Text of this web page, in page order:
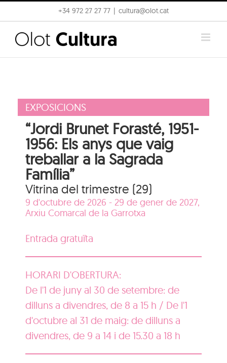
to
content
+34 972 27 27 77 cultura@olot.cat
EXPOSICIONS
“Jordi Brunet Forasté, 1951-
1956: Els anys que vaig
treballar a la Sagrada
Família”
Vitrina del trimestre (29)
9 d'octubre de 2026 - 29 de gener de 2027,
Arxiu Comarcal de la Garrotxa
Entrada gratuïta
HORARI D'OBERTURA:
De l'1 de juny al 30 de setembre: de
dilluns a divendres, de 8 a 15 h / De l'1
d'octubre al 31 de maig: de dilluns a
divendres, de 9 a 14 i de 15.30 a 18 h